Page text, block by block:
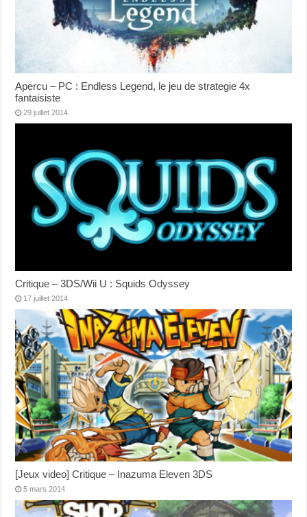
Apercu – PC : Endless Legend, le jeu de strategie 4x
fantaisiste
29 juillet 2014
Critique – 3DS/Wii U : Squids Odyssey
17 juillet 2014
[Jeux video] Critique – Inazuma Eleven 3DS
5 mars 2014